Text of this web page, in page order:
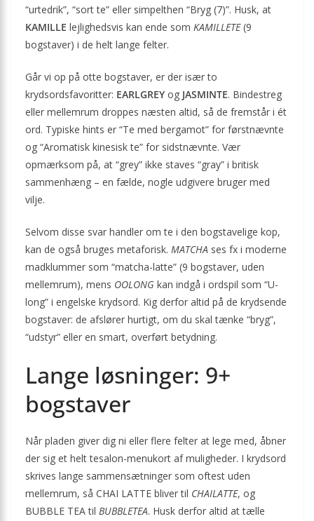
“urtedrik”, “sort te” eller simpelthen “Bryg (7)”. Husk, at
KAMILLE lejlighedsvis kan ende som KAMILLETE(9
bogstaver) i de helt lange felter.
Går vi op på otte bogstaver, er der især to
krydsordsfavoritter: EARLGREY og JASMINTE. Bindestreg
eller mellemrum droppes næsten altid, så de fremstår i ét
ord. Typiske hints er “Te med bergamot” for førstnævnte
og “Aromatisk kinesisk te” for sidstnævnte. Vær
opmærksom på, at “grey” ikke staves “gray” i britisk
sammenhæng – en fælde, nogle udgivere bruger med
vilje.
Selvom disse svar handler om te i den bogstavelige kop,
kan de også bruges metaforisk. MATCHA ses fx i moderne
madklummer som “matcha-latte” (9 bogstaver, uden
mellemrum), mens OOLONG kan indgå i ordspil som “U-
long” i engelske krydsord. Kig derfor altid på de krydsende
bogstaver: de afslører hurtigt, om du skal tænke “bryg”,
“udstyr” eller en smart, overført betydning.
Lange løsninger: 9+
bogstaver
Når pladen giver dig ni eller flere felter at lege med, åbner
der sig et helt tesalon-menukort af muligheder. I krydsord
skrives lange sammensætninger som oftest uden
mellemrum, så CHAI LATTE bliver til CHAILATTE, og
BUBBLE TEA til BUBBLETEA. Husk derfor altid at tælle